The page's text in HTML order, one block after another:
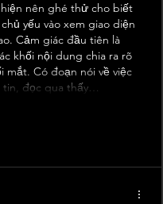
nên ghé thử cho biết
yếu vào xem giao diện
Cảm giác đầu tiên là
khối nội dung chia ra rõ
mắt. Có đoạn nói về việc
tin, đọc qua thấy…